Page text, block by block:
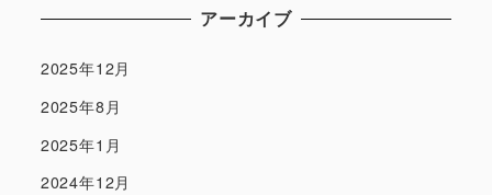
アーカイブ
2025年12月
2025年8月
2025年1月
2024年12月